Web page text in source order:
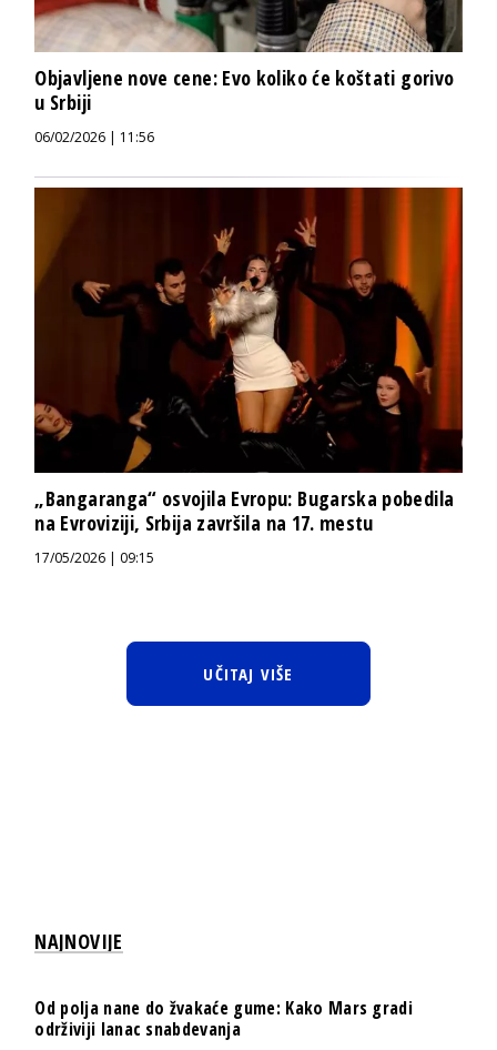
Objavljene nove cene: Evo koliko će koštati gorivo
u Srbiji
06/02/2026 | 11:56
„Bangaranga“ osvojila Evropu: Bugarska pobedila
na Evroviziji, Srbija završila na 17. mestu
17/05/2026 | 09:15
UČITAJ VIŠE
NAJNOVIJE
Od polja nane do žvakaće gume: Kako Mars gradi
održiviji lanac snabdevanja